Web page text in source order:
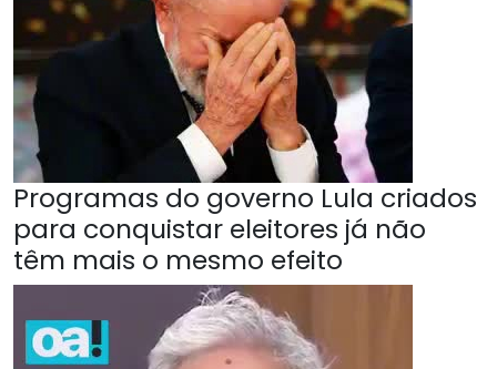
Programas do governo Lula criados
para conquistar eleitores já não
têm mais o mesmo efeito